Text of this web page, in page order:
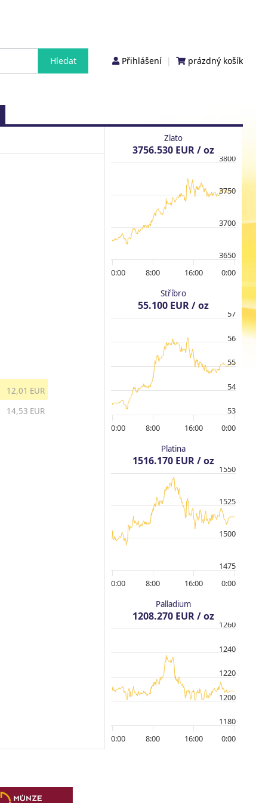
Přihlášení | prázdný košík
12,01 EUR
14,53 EUR
Zlato
3756.530 EUR / oz
0:00 8:00 16:00 0:00
3650
3700
3750
3800
Stříbro
55.100 EUR / oz
0:00 8:00 16:00 0:00
53
54
55
56
57
Platina
1516.170 EUR / oz
0:00 8:00 16:00 0:00
1475
1500
1525
1550
Palladium
1208.270 EUR / oz
0:00 8:00 16:00 0:00
1180
1200
1220
1240
1260